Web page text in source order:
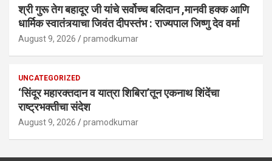
श्री गुरू तेग बहादूर जी यांचे सर्वोच्च बलिदान ,मानवी हक्क आणि
धार्मिक स्वातंत्र्याचा जिवंत दीपस्तंभ : राज्यपाल जिष्णु देव वर्मा
August 9, 2026 pramodkumar
UNCATEGORIZED
‘सिंदूर महारक्तदान व यात्रा शिबिरा’तून एकनाथ शिंदेंचा
राष्ट्रभक्तीचा संदेश
August 9, 2026 pramodkumar